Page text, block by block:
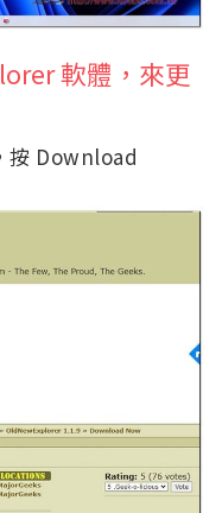
軟體，來更
按 Download